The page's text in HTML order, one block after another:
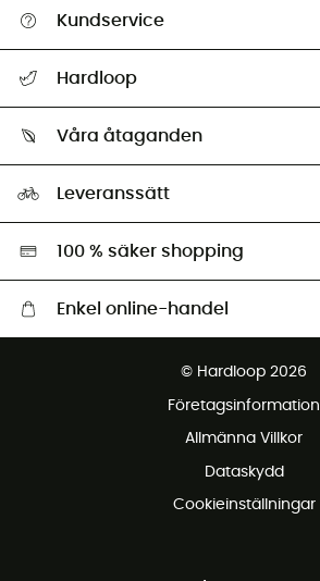
Kundservice
Retur & återbetalning
Hardloop
Ambassadörer
Våra åtaganden
Miljöanpassat urval
Leveranssätt
100 % säker shopping
Enkel online-handel
Gratis retur inom 100 dagar
© Hardloop 2026
Företagsinformation
Allmänna Villkor
Dataskydd
Cookieinställningar